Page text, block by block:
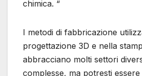
chimica. “
I metodi di fabbricazione
progettazione 3D e nella
abbracciano molti settori
complesse, ma potresti